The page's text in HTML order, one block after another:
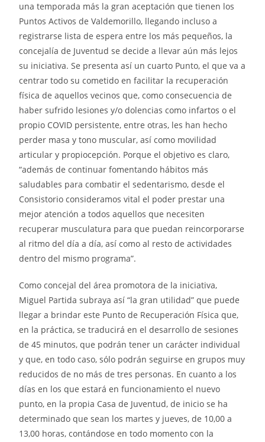
una temporada más la gran aceptación que tienen los
Puntos Activos de Valdemorillo, llegando incluso a
registrarse lista de espera entre los más pequeños, la
concejalía de Juventud se decide a llevar aún más lejos
su iniciativa. Se presenta así un cuarto Punto, el que va a
centrar todo su cometido en facilitar la recuperación
física de aquellos vecinos que, como consecuencia de
haber sufrido lesiones y/o dolencias como infartos o el
propio COVID persistente, entre otras, les han hecho
perder masa y tono muscular, así como movilidad
articular y propiocepción. Porque el objetivo es claro,
“además de continuar fomentando hábitos más
saludables para combatir el sedentarismo, desde el
Consistorio consideramos vital el poder prestar una
mejor atención a todos aquellos que necesiten
recuperar musculatura para que puedan reincorporarse
al ritmo del día a día, así como al resto de actividades
dentro del mismo programa”.
Como concejal del área promotora de la iniciativa,
Miguel Partida subraya así “la gran utilidad” que puede
llegar a brindar este Punto de Recuperación Física que,
en la práctica, se traducirá en el desarrollo de sesiones
de 45 minutos, que podrán tener un carácter individual
y que, en todo caso, sólo podrán seguirse en grupos muy
reducidos de no más de tres personas. En cuanto a los
días en los que estará en funcionamiento el nuevo
punto, en la propia Casa de Juventud, de inicio se ha
determinado que sean los martes y jueves, de 10,00 a
13,00 horas, contándose en todo momento con la